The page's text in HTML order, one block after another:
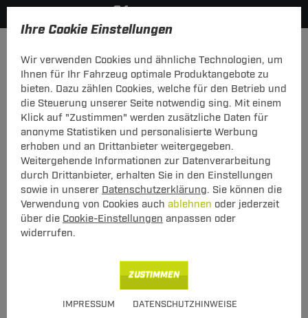
Ihre Cookie Einstellungen
Wir verwenden Cookies und ähnliche Technologien, um
Ihnen für Ihr Fahrzeug optimale Produktangebote zu
bieten. Dazu zählen Cookies, welche für den Betrieb und
die Steuerung unserer Seite notwendig sing. Mit einem
Klick auf "Zustimmen" werden zusätzliche Daten für
anonyme Statistiken und personalisierte Werbung
erhoben und an Drittanbieter weitergegeben.
Weitergehende Informationen zur Datenverarbeitung
durch Drittanbieter, erhalten Sie in den Einstellungen
sowie in unserer Datenschutzerklärung. Sie können die
Verwendung von Cookies auch ablehnen oder jederzeit
über die Cookie-Einstellungen anpassen oder
widerrufen.
IMPRESSUM DATENSCHUTZHINWEISE
ZUSTIMMEN
MODELÜBERSICHT
PKW-Kupplungskonfigurator
Die folgende Auflistung schützt Sie und andere in Ihrer
Umgebung und ermöglicht ein unbeschwertes
Urlaubserlebnis.
1
Hersteller
2
Modell
3
Anhängerkupplung und Elektrosatz für den
Chevrolet Cruze finden.